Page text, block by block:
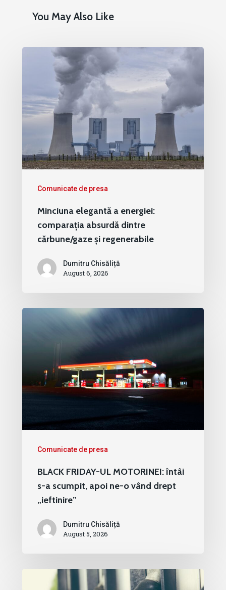
You May Also Like
Comunicate de presa
Minciuna elegantă a energiei:
comparația absurdă dintre
cărbune/gaze și regenerabile
Dumitru Chisăliță
August 6, 2026
Comunicate de presa
BLACK FRIDAY-UL MOTORINEI: întâi
s-a scumpit, apoi ne-o vând drept
„ieftinire”
Dumitru Chisăliță
August 5, 2026